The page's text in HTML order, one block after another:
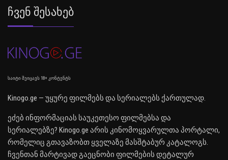
Ჩვენ Შესახებ
საიტი შეიცავს 18+ კონტენტს
Kinogo.ge — უყურე ფილმებს და სერიალებს ქართულად.
ეძებ ინფორმაციას საუკეთესო ფილმებსა და
სერიალებზე? Kinogo.ge არის კინომოყვარულთა პორტალი,
რომელიც გთავაზობთ ყველაზე მასშტაბურ კატალოგს.
ჩვენთან მარტივად გაეცნობი ფილმების დეტალურ